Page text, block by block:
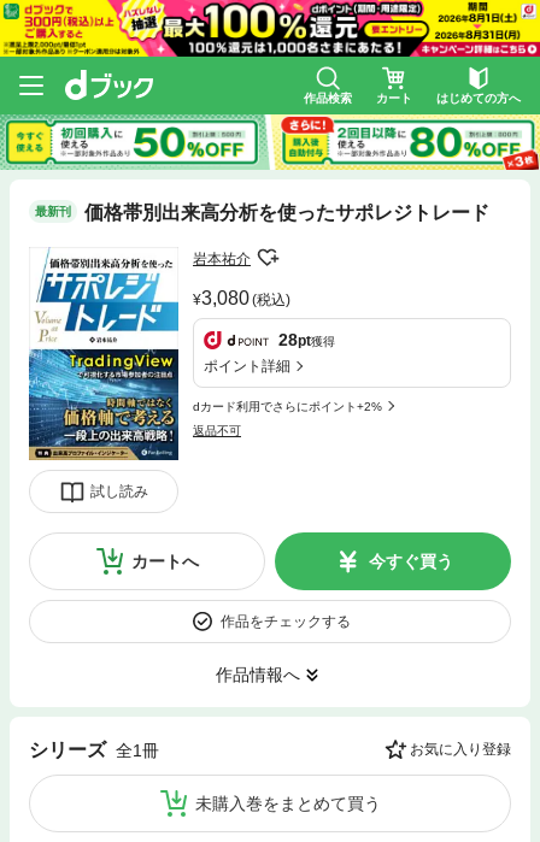
作品検索 カート はじめての方へ
最新刊 価格帯別出来高分析を使ったサポレジトレード
試し読み
岩本祐介
3,080(税込)
28pt獲得
ポイント詳細
dカード利用でさらにポイント+2%
返品不可
カートへ 今すぐ買う
作品をチェックする
作品情報へ
シリーズ 全1冊 お気に入り登録
未購入巻をまとめて買う